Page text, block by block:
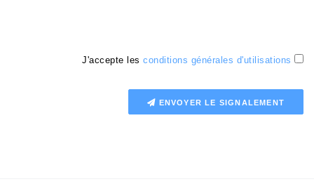
J'accepte les conditions générales d'utilisations
ENVOYER LE SIGNALEMENT